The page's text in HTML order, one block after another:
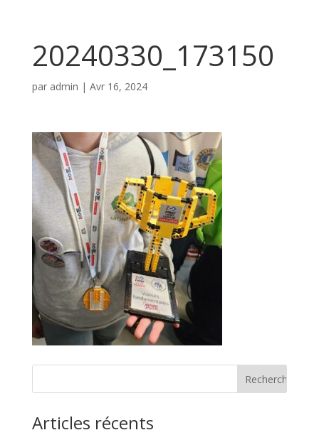
20240330_173150
par admin | Avr 16, 2024
Articles récents